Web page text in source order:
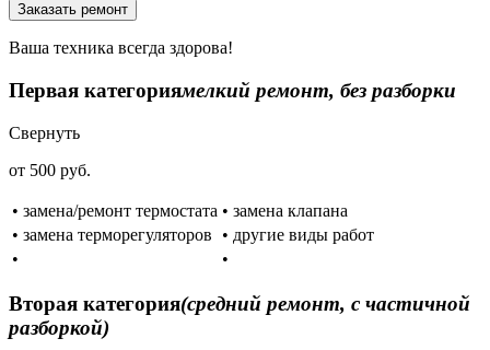
Заказать ремонт
Ваша техника всегда здорова!
Первая категориямелкий ремонт, без разборки
Свернуть
от 500 руб.
• замена/ремонт термостата • замена клапана
• замена терморегуляторов
• другие виды работ
•
•
Вторая категория(средний ремонт, с частичной
разборкой)